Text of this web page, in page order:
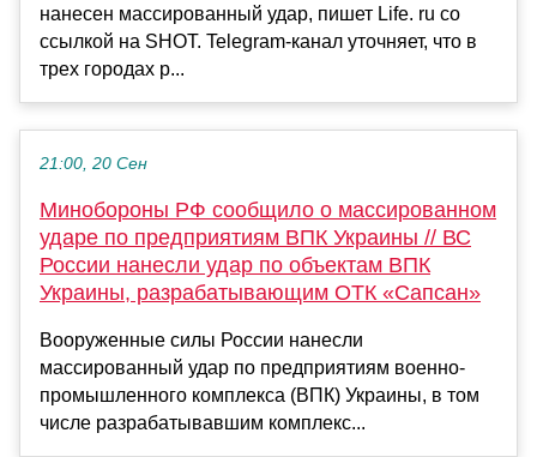
нанесен массированный удар, пишет Life. ru со
ссылкой на SHOT. Telegram-канал уточняет, что в
трех городах р...
21:00, 20 Сен
Минобороны РФ сообщило о массированном
ударе по предприятиям ВПК Украины // ВС
России нанесли удар по объектам ВПК
Украины, разрабатывающим ОТК «Сапсан»
Вооруженные силы России нанесли
массированный удар по предприятиям военно-
промышленного комплекса (ВПК) Украины, в том
числе разрабатывавшим комплекс...